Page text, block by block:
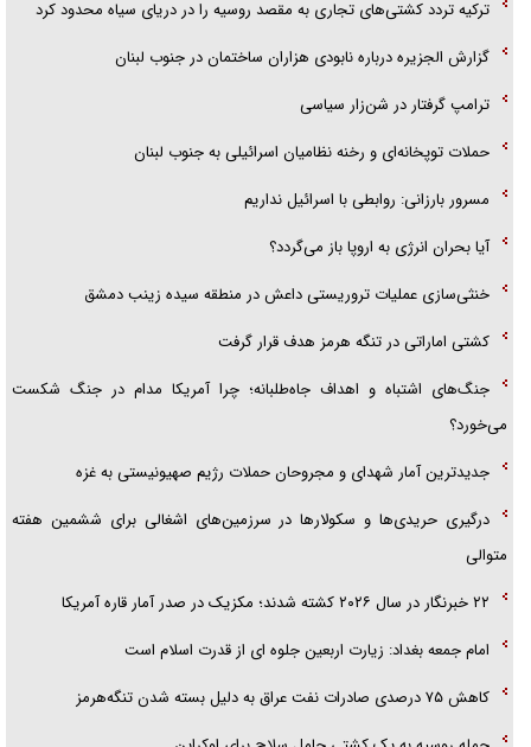
ترکیه تردد کشتی‌های تجاری به مقصد روسیه را در دریای سیاه محدود کرد
گزارش الجزیره درباره نابودی هزاران ساختمان در جنوب لبنان
ترامپ گرفتار در شن‌زار سیاسی
حملات توپخانه‌ای و رخنه نظامیان اسرائیلی به جنوب لبنان
مسرور بارزانی: روابطی با اسرائیل نداریم
آیا بحران انرژی به اروپا باز می‌گردد؟
خنثی‌سازی عملیات تروریستی داعش در منطقه سیده زینب دمشق
کشتی اماراتی در تنگه هرمز هدف قرار گرفت
جنگ‌های اشتباه و اهداف جاه‌طلبانه؛ چرا آمریکا مدام در جنگ شکست
می‌خورد؟
جدیدترین آمار شهدای و مجروحان حملات رژیم صهیونیستی به غزه
درگیری حریدی‌ها و سکولارها در سرزمین‌های اشغالی برای ششمین هفته
متوالی
۲۲ خبرنگار در سال ۲۰۲۶ کشته شدند؛ مکزیک در صدر آمار قاره آمریکا
امام جمعه بغداد: زیارت اربعین جلوه ای از قدرت اسلام است
کاهش ۷۵ درصدی صادرات نفت عراق به دلیل بسته شدن تنگه‌هرمز